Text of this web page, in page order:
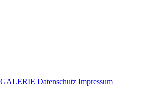
GALERIE Datenschutz Impressum